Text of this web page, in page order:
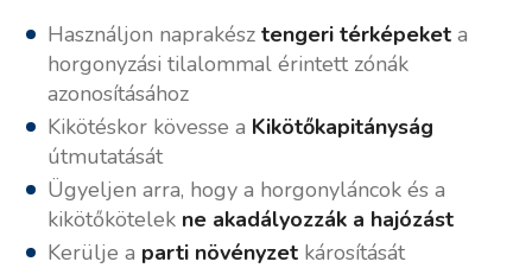
Használjon naprakész tengeri térképeketa
horgonyzási tilalommal érintett zónák
azonosításához
Kikötéskor kövesse a Kikötőkapitányság
útmutatását
Ügyeljen arra, hogy a horgonyláncok és a
kikötőkötelek ne akadályozzák a hajózást
Kerülje a parti növényzetkárosítását